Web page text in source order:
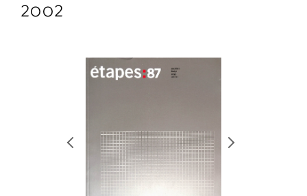
RETRACE
2002